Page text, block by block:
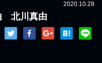
2020.10.28
北川真由